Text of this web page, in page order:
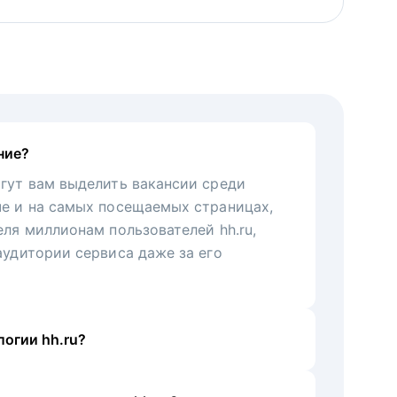
вам выделить вакансии среди
и на самых посещаемых страницах,
миллионам пользователей hh.ru,
сервиса даже за его
hh.ru?